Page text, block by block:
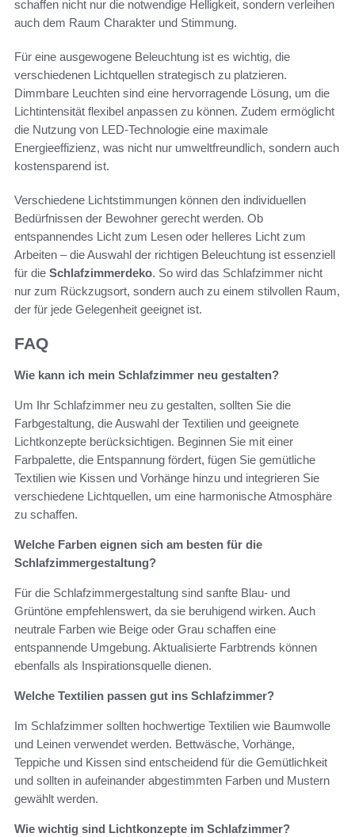
schaffen nicht nur die notwendige Helligkeit, sondern verleihen
auch dem Raum Charakter und Stimmung.
Für eine ausgewogene Beleuchtung ist es wichtig, die
verschiedenen Lichtquellen strategisch zu platzieren.
Dimmbare Leuchten sind eine hervorragende Lösung, um die
Lichtintensität flexibel anpassen zu können. Zudem ermöglicht
die Nutzung von LED-Technologie eine maximale
Energieeffizienz, was nicht nur umweltfreundlich, sondern auch
kostensparend ist.
Verschiedene Lichtstimmungen können den individuellen
Bedürfnissen der Bewohner gerecht werden. Ob
entspannendes Licht zum Lesen oder helleres Licht zum
Arbeiten – die Auswahl der richtigen Beleuchtung ist essenziell
für die Schlafzimmerdeko. So wird das Schlafzimmer nicht
nur zum Rückzugsort, sondern auch zu einem stilvollen Raum,
der für jede Gelegenheit geeignet ist.
FAQ
Wie kann ich mein Schlafzimmer neu gestalten?
Um Ihr Schlafzimmer neu zu gestalten, sollten Sie die
Farbgestaltung, die Auswahl der Textilien und geeignete
Lichtkonzepte berücksichtigen. Beginnen Sie mit einer
Farbpalette, die Entspannung fördert, fügen Sie gemütliche
Textilien wie Kissen und Vorhänge hinzu und integrieren Sie
verschiedene Lichtquellen, um eine harmonische Atmosphäre
zu schaffen.
Welche Farben eignen sich am besten für die
Schlafzimmergestaltung?
Für die Schlafzimmergestaltung sind sanfte Blau- und
Grüntöne empfehlenswert, da sie beruhigend wirken. Auch
neutrale Farben wie Beige oder Grau schaffen eine
entspannende Umgebung. Aktualisierte Farbtrends können
ebenfalls als Inspirationsquelle dienen.
Welche Textilien passen gut ins Schlafzimmer?
Im Schlafzimmer sollten hochwertige Textilien wie Baumwolle
und Leinen verwendet werden. Bettwäsche, Vorhänge,
Teppiche und Kissen sind entscheidend für die Gemütlichkeit
und sollten in aufeinander abgestimmten Farben und Mustern
gewählt werden.
Wie wichtig sind Lichtkonzepte im Schlafzimmer?